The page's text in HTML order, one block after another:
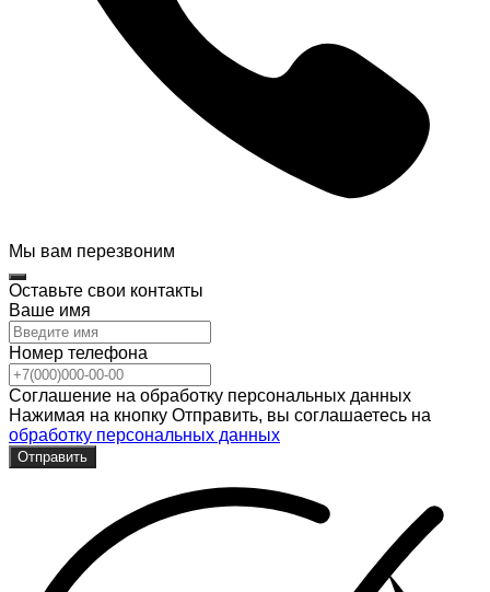
Мы вам перезвоним
Оставьте свои контакты
Ваше имя
Номер телефона
Соглашение на обработку персональных данных
Нажимая на кнопку Отправить, вы соглашаетесь на
обработку персональных данных
Отправить